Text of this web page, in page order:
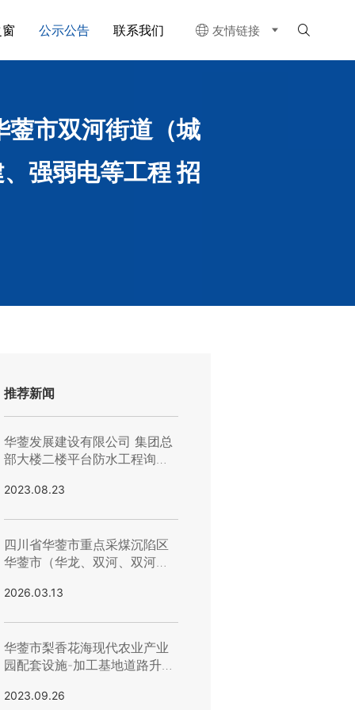
公示公告 联系我们  友情链接 
蓥市双河街道（城
强弱电等工程 招
推荐新闻
华蓥发展建设有限公司 集团总
部大楼二楼平台防水工程询价
2023.08.23
四川省华蓥市重点采煤沉陷区
华蓥市（华龙、双河、双河）
区居民避险搬迁安置房建设项
2026.03.13
华蓥市梨香花海现代农业产业
园配套设施-加工基地道路升级
华蓥市交通投资有限责任公司
2023.09.26